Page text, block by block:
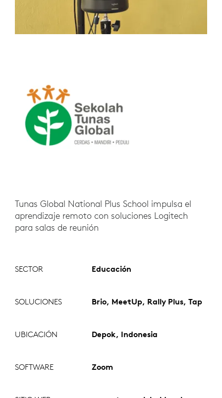
Tunas Global National Plus School impulsa el
aprendizaje remoto con soluciones Logitech
para salas de reunión
SECTOR Educación
SOLUCIONES Brio, MeetUp, Rally Plus, Tap
UBICACIÓN Depok, Indonesia
SOFTWARE Zoom